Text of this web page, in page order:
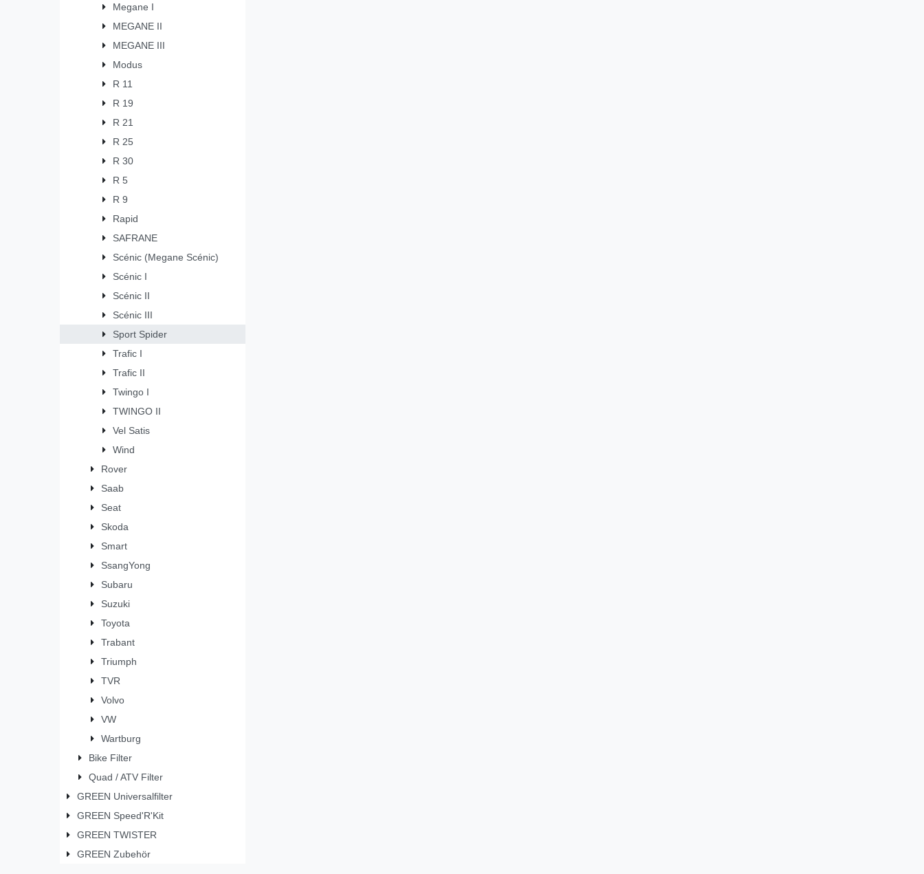
Megane I
MEGANE II
MEGANE III
Modus
R 11
R 19
R 21
R 25
R 30
R 5
R 9
Rapid
SAFRANE
Scénic (Megane Scénic)
Scénic I
Scénic II
Scénic III
Sport Spider
Trafic I
Trafic II
Twingo I
TWINGO II
Vel Satis
Wind
Rover
Saab
Seat
Skoda
Smart
SsangYong
Subaru
Suzuki
Toyota
Trabant
Triumph
TVR
Volvo
VW
Wartburg
Bike Filter
Quad / ATV Filter
GREEN Universalfilter
GREEN Speed'R'Kit
GREEN TWISTER
GREEN Zubehör